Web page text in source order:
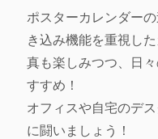
ポスターカレンダー
き込み機能を重視し
真も楽しみつつ、日
すすめ！
オフィスや自宅のデ
に闘いましょう！